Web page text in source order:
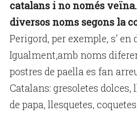
catalans i no només
diversos noms segons la
Perigord, per exemple, s’ en
Igualment,amb noms
postres de paella es fan
Catalans: gresoletes dolces,
de papa, llesquetes,